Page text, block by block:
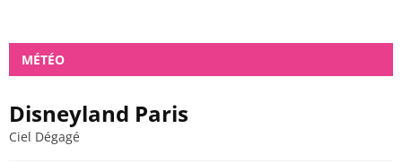
MÉTÉO
Disneyland Paris
Ciel Dégagé